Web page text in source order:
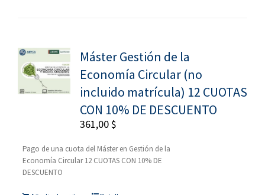
Máster Gestión de la
Economía Circular (no
incluido matrícula) 12 CUOTAS
CON 10% DE DESCUENTO
361,00$
Pago de una cuota del Máster en Gestión de la
Economía Circular 12 CUOTAS CON 10% DE
DESCUENTO